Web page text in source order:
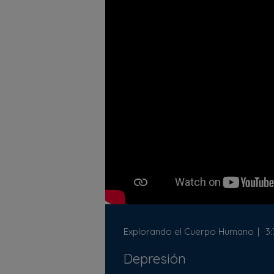
Explorando el Cuerpo Humano
Depresión